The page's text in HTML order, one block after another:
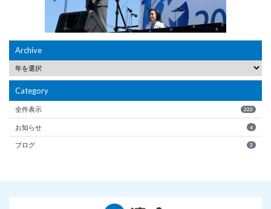
Archive
Category
全件表示 222
お知らせ 6
ブログ 3